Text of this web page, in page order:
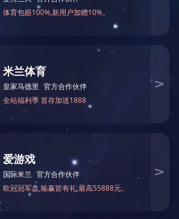
铺网址：
广东 深圳 宝安区石岩
松白路2852号添好